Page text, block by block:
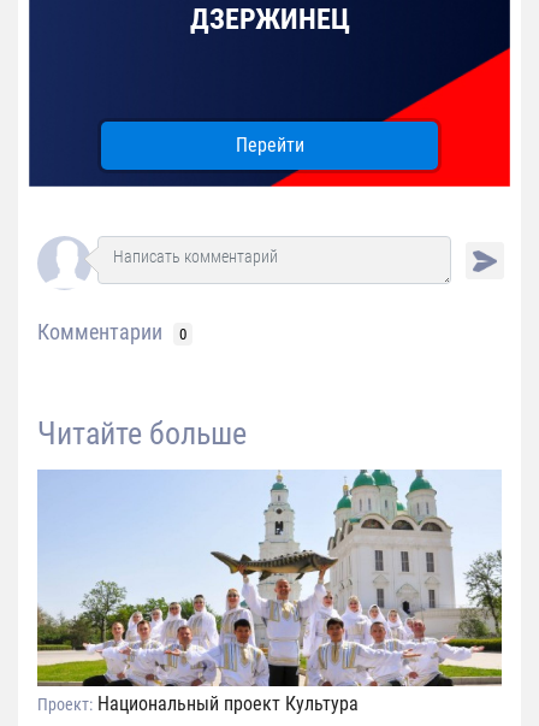
ДЗЕРЖИНЕЦ
Перейти
Комментарии 0
Читайте больше
Проект: Национальный проект Культура